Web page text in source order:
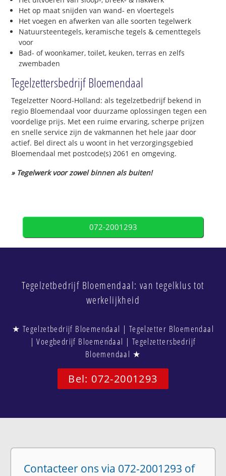
Het op maat snijden van wand- en vloertegels
Het voegen en afwerken van alle soorten tegelwerk
Natuursteentegels, keramische tegels & cementtegels
voor
Bad- of woonkamer, toilet, keuken, terras en zelfs
zwembaden
Tegelzettersbedrijf Bloemendaal
Tegelzetter Noord-Holland: als tegelzetbedrijf bekend in
regio Bloemendaal voor duurzame oplossingen tegen een
voordelige prijs. Met een ruime ervaring, scherpe prijzen
en snelle service zijn de vakmannen het hele jaar door
actief. Bel direct als u woont in het verzorgingsgebied
Bloemendaal met postcode(s) 2061 en omgeving.
» Tegelwerk voor zowel binnen als buiten!
072-2001293
Tegelzetbedrijf Bloemendaal: van tegelklus tot
werkelijkheid
★ Tegelzetbedrijf Bloemendaal | Tegelzetter Bloemendaal
| Voegbedrijf Bloemendaal | Tegelzettersbedrijf
Bloemendaal ★
Bel: 072-2001293
Contacteer ons via 072-2001293 of